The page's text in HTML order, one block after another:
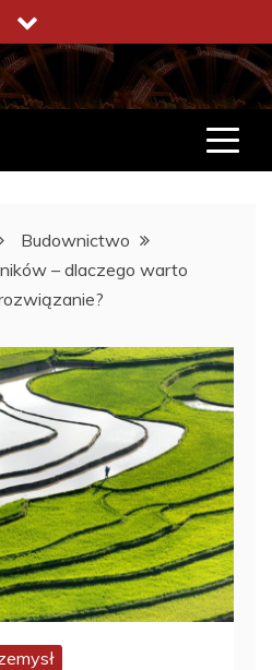
Budownictwo
– dlaczego warto